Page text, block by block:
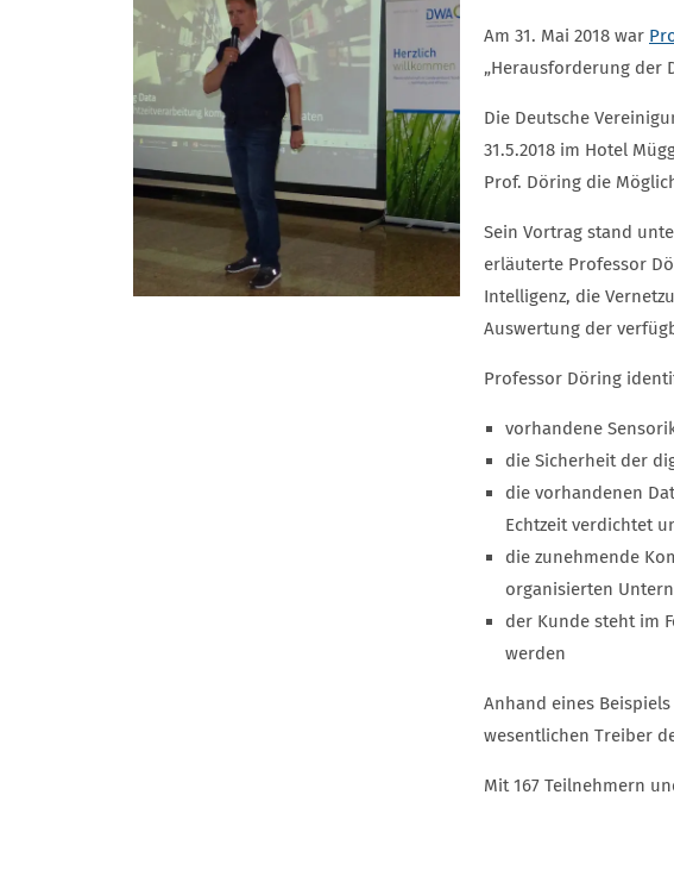
Am 31. Mai 2018 war
„Herausforderung der
Die Deutsche
31.5.2018 im Hotel
Prof. Döring die
Sein Vortrag stand
erläuterte Professor
Intelligenz, die
Auswertung der
Professor Döring
vorhandene
die Sicherheit der
die vorhandenen
Echtzeit verdichtet
die zunehmende
organisierten
der Kunde steht im
werden
Anhand eines
wesentlichen Treiber
Mit 167 Teilnehmern